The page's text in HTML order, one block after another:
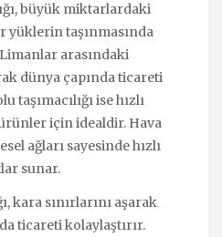
büyük miktarlardaki
yüklerin taşınmasında
arasındaki
dünya çapında ticareti
taşımacılığı ise hızlı
için idealdir. Hava
ağları sayesinde hızlı
sunar.
kara sınırlarını aşarak
ticareti kolaylaştırır.